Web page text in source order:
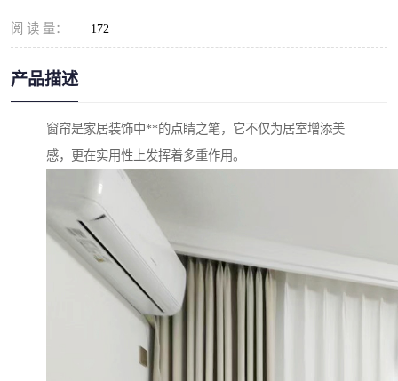
阅 读 量： 172
产品描述
窗帘是家居装饰中**的点睛之笔，它不仅为居室增添美
感，更在实用性上发挥着多重作用。